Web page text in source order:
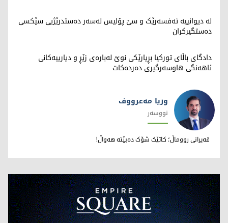
لە دیوانییە ئەفسەرێک و سێ پۆلیس لەسەر دەستدرێژیی سێکسی
دەستگیرکران
دادگای باڵای تورکیا بڕیارێکی نوێ لەبارەی زێڕ و دیارییەکانی
ئاهەنگی هاوسەرگیری دەردەکات
وریا مەعرووف
وریا مەعرووف
نووسەر
قەیرانی رووماڵ؛ کاتێک شۆک دەبێتە هەواڵ!